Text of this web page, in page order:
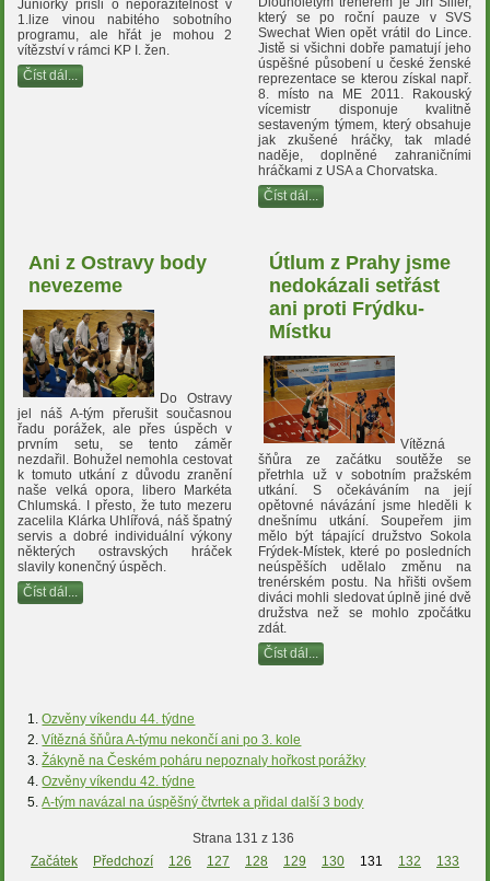
Juniorky přišli o neporazitelnost v
1.lize vinou nabitého sobotního
programu, ale hřát je mohou 2
vítězství v rámci KP I. žen.
Číst dál...
který se po roční pauze v SVS
Swechat Wien opět vrátil do Lince.
Jistě si všichni dobře pamatují jeho
úspěšné působení u české ženské
reprezentace se kterou získal např.
8. místo na ME 2011. Rakouský
vícemistr disponuje kvalitně
sestaveným týmem, který obsahuje
jak zkušené hráčky, tak mladé
naděje, doplněné zahraničními
hráčkami z USA a Chorvatska.
Číst dál...
Ani z Ostravy body
nevezeme
Do Ostravy
jel náš A-tým přerušit současnou
řadu porážek, ale přes úspěch v
prvním setu, se tento záměr
nezdařil. Bohužel nemohla cestovat
k tomuto utkání z důvodu zranění
naše velká opora, libero Markéta
Chlumská. I přesto, že tuto mezeru
zacelila Klárka Uhlířová, náš špatný
servis a dobré individuální výkony
některých ostravských hráček
slavily konenčný úspěch.
Číst dál...
Útlum z Prahy jsme
nedokázali setřást
ani proti Frýdku-
Místku
Vítězná
šňůra ze začátku soutěže se
přetrhla už v sobotním pražském
utkání. S očekáváním na její
opětovné návázání jsme hleděli k
dnešnímu utkání. Soupeřem jim
mělo být tápající družstvo Sokola
Frýdek-Místek, které po posledních
neúspěších udělalo změnu na
trenérském postu. Na hřišti ovšem
diváci mohli sledovat úplně jiné dvě
družstva než se mohlo zpočátku
zdát.
Číst dál...
Ozvěny víkendu 44. týdne
Vítězná šňůra A-týmu nekončí ani po 3. kole
Žákyně na Českém poháru nepoznaly hořkost porážky
Ozvěny víkendu 42. týdne
A-tým navázal na úspěšný čtvrtek a přidal další 3 body
Strana 131 z 136
Začátek
Předchozí 126 127 128 129 130 131 132
133